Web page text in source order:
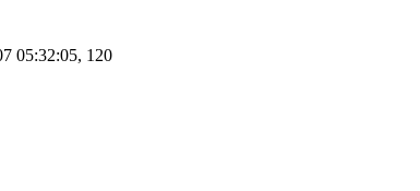
05:32:05, 120